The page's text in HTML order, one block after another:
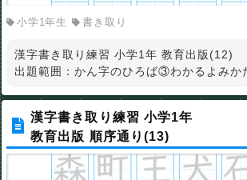
小学1年生 書き取り
漢字書き取り練習 小学1年 教育出版(12)
出題範囲：かん字のひろば③わかるよみか
漢字書き取り練習 小学1年
教育出版 順序通り(13)